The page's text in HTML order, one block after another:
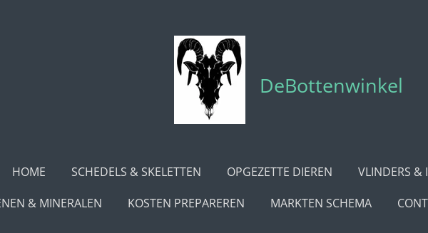
DeBottenwinkel
HOME SCHEDELS & SKELETTEN OPGEZETTE DIEREN VLINDERS &
& MINERALEN
KOSTEN PREPAREREN MARKTEN SCHEMA